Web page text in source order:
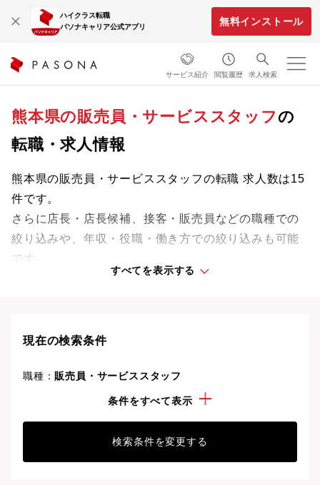
ハイクラス転職
パソナキャリア公式アプリ
無料インストール
サービス紹介 閲覧履歴 求人検索
熊本県の販売員・サービススタッフの
転職・求人情報
熊本県の販売員・サービススタッフの転職 求人数は15
件です。
さらに店長・店長候補、接客・販売員などの職種での
絞り込みや、年収・役職・働き方での絞り込みも可能
です。
専門知識やスキルを最大限に発揮しながら、あなたの
ことも可能です。
すべてを表示する
現在の検索条件
職種： 販売員・サービススタッフ
条件をすべて表示
検索条件を変更する